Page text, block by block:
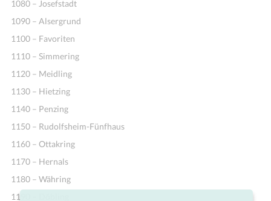
1080 – Josefstadt
1090 – Alsergrund
1100 – Favoriten
1110 – Simmering
1120 – Meidling
1130 – Hietzing
1140 – Penzing
1150 – Rudolfsheim-Fünfhaus
1160 – Ottakring
1170 – Hernals
1180 – Währing
1190 – Döbling